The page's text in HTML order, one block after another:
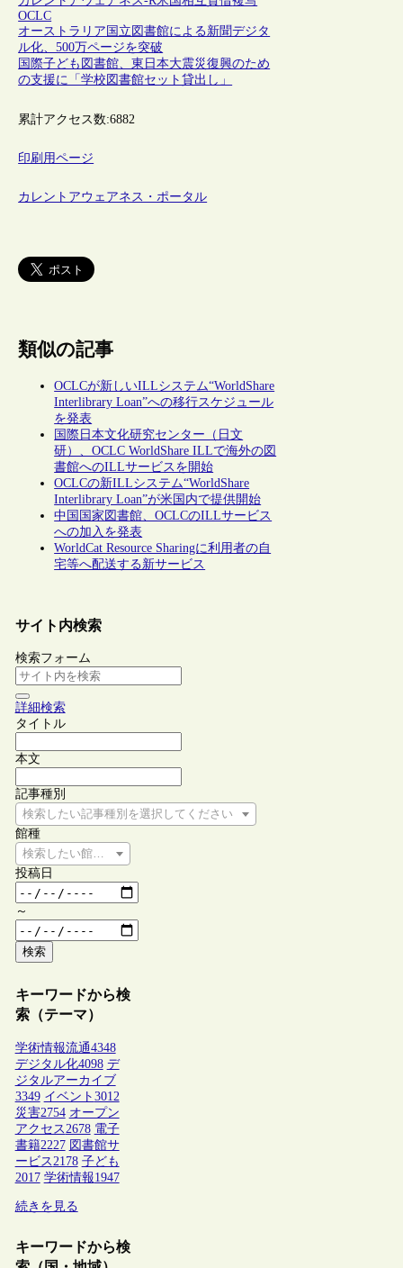
OCLC
オーストラリア国立図書館による新聞デジタ
ル化、500万ページを突破
国際子ども図書館、東日本大震災復興のため
の支援に「学校図書館セット貸出し」
累計アクセス数:6882
印刷用ページ
カレントアウェアネス・ポータル
類似の記事
OCLCが新しいILLシステム“WorldShare
Interlibrary Loan”への移行スケジュール
を発表
国際日本文化研究センター（日文
研）、OCLC WorldShare ILLで海外の図
書館へのILLサービスを開始
OCLCの新ILLシステム“WorldShare
Interlibrary Loan”が米国内で提供開始
中国国家図書館、OCLCのILLサービス
への加入を発表
WorldCat Resource Sharingに利用者の自
宅等へ配送する新サービス
サイト内検索
検索フォーム
詳細検索
タイトル
本文
記事種別
検索したい記事種別を選択してください
館種
検索したい館種を選択してください
投稿日
～
検索
キーワードから検
索（テーマ）
学術情報流通4348
デジタル化4098 デ
ジタルアーカイブ
3349 イベント 3012
災害2754 オープン
アクセス 2678 電子
書籍2227 図書館サ
ービス 2178 子ども
2017 学術情報1947
続きを見る
キーワードから検